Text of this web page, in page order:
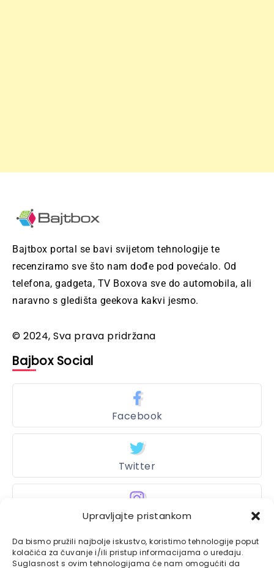
Upravljajte pristankom
Da bismo pružili najbolje iskustvo, koristimo tehnologije poput
kolačića za čuvanje i/ili pristup informacijama o uređaju.
Suglasnost s ovim tehnologijama će nam omogućiti da
Bajtbox portal se bavi svijetom tehnologije te
recenziramo sve što nam dođe pod povećalo. Od
telefona, gadgeta, TV Boxova sve do automobila, ali
naravno s gledišta geekova kakvi jesmo.
© 2024, Sva prava pridržana
Bajbox Social
Facebook
Twitter
Instagram